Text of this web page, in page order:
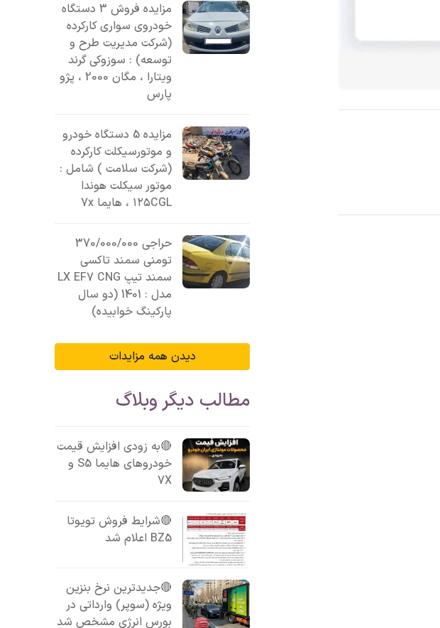
مزایده فروش 3 دستگاه
خودروی سواری کارکرده
(شرکت مدیریت طرح و
توسعه) : سوزوکی گرند
ویتارا ، مگان 2000 ، پژو
پارس
مزایده 5 دستگاه خودرو
و موتورسیکلت کارکرده
(شرکت سلامت ) شامل :
موتور سیکلت هوندا
۱۲۵CGL ، هایما 7x
حراجی 370/000/000
تومنی سمند تاکسی
سمند تیپ LX EF7 CNG
مدل : 1401 (دو سال
پارکینگ خوابیده)
دیدن همه مزایدات
مطالب دیگر وبلاگ
🔴به زودی افزایش قیمت
خودروهای هایما S5 و
7X
🔴شرایط فروش تویوتا
BZ5 اعلام شد
🔴جدیدترین نرخ بنزین
ویژه (سوپر) وارداتی در
بورس انرژی مشخص شد